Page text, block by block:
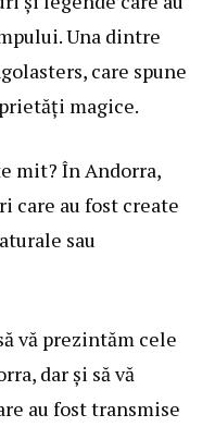
Una dintre
care spune
magice.
mit? În Andorra,
care au fost create
sau
vă prezintăm cele
dar și să vă
au fost transmise